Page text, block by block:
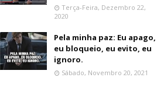
Terça-Feira, Dezembro 22,
2020
Pela minha paz: Eu apago,
eu bloqueio, eu evito, eu
ignoro.
Sábado, Novembro 20, 2021